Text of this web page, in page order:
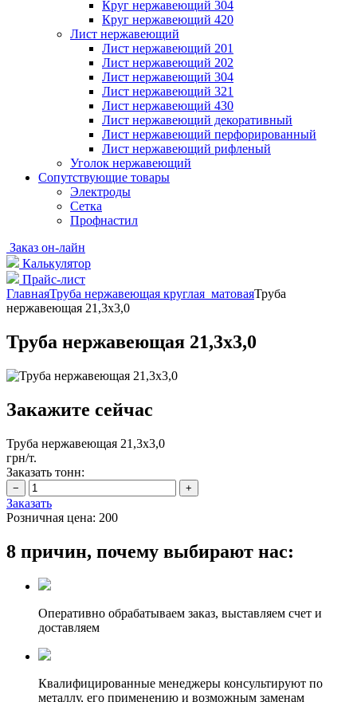
Круг нержавеющий 304
Круг нержавеющий 420
Лист нержавеющий
Лист нержавеющий 201
Лист нержавеющий 202
Лист нержавеющий 304
Лист нержавеющий 321
Лист нержавеющий 430
Лист нержавеющий декоративный
Лист нержавеющий перфорированный
Лист нержавеющий рифленый
Уголок нержавеющий
Cопутствующие товары
Электроды
Сетка
Профнастил
Заказ он-лайн
Калькулятор
Прайс-лист
ГлавнаяТруба нержавеющая круглая матоваяТруба
нержавеющая 21,3х3,0
Труба нержавеющая 21,3х3,0
Закажите сейчас
Труба нержавеющая 21,3х3,0
грн/т.
Заказать тонн:
Заказать
Розничная цена: 200
8 причин, почему выбирают нас:
Оперативно обрабатываем заказ, выставляем счет и
доставляем
Квалифицированные менеджеры консультируют по
металлу, его применению и возможным заменам